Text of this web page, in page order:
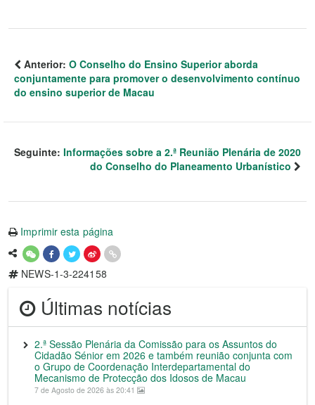
Anterior: O Conselho do Ensino Superior aborda
conjuntamente para promover o desenvolvimento contínuo
do ensino superior de Macau
Seguinte: Informações sobre a 2.ª Reunião Plenária de 2020
do Conselho do Planeamento Urbanístico
Imprimir esta página
NEWS-1-3-224158
Últimas notícias
2.ª Sessão Plenária da Comissão para os Assuntos do
Cidadão Sénior em 2026 e também reunião conjunta com
o Grupo de Coordenação Interdepartamental do
Mecanismo de Protecção dos Idosos de Macau
7 de Agosto de 2026 às 20:41